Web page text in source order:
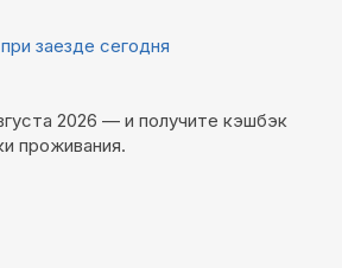
заезде сегодня
2026 — и получите кэшбэк
проживания.